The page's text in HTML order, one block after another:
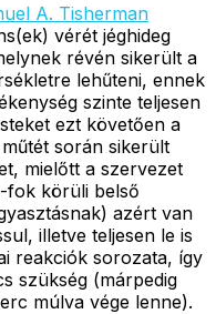
A. Tisherman
vérét jéghideg
révén sikerült a
lehűteni, ennek
szinte teljesen
ezt követően a
során sikerült
mielőtt a szervezet
fok körüli belső
azért van
illetve teljesen le is
reakciók sorozata, így
szükség (márpedig
múlva vége lenne).